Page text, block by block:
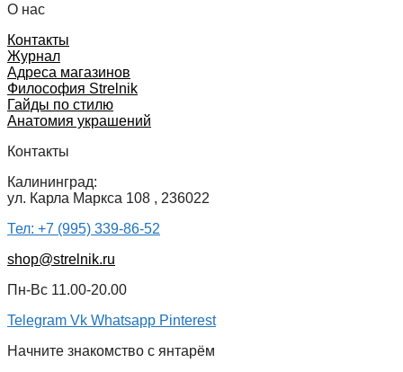
О нас
Контакты
Журнал
Адреса магазинов
Философия Strelnik
Гайды по стилю
Анатомия украшений
Контакты
Калининград:
ул. Карла Маркса 108 , 236022
Тел: +7 (995) 339-86-52
shop@strelnik.ru
Пн-Вс 11.00-20.00
Telegram Vk Whatsapp Pinterest
Начните знакомство с янтарём